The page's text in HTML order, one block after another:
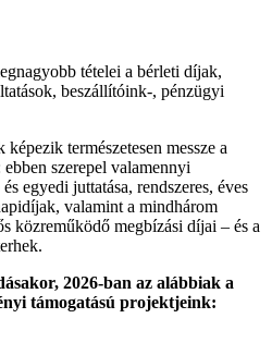
tételei a bérleti díjak,
beszállítóink-, pénzügyi
természetesen messze a
szerepel valamennyi
egyedi juttatása, rendszeres, éves
valamint a mindhárom
közreműködő megbízási díjai – és a
2026-ban az alábbiak a
támogatású projektjeink: